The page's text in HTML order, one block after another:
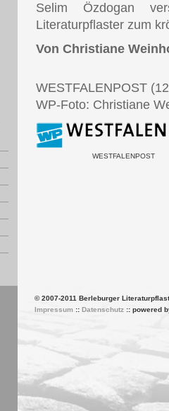
Selim Özdogan
Literaturpflaster zum
Von Christiane
WESTFALENPOST
WP-Foto: Christiane
WESTFALENPOST
© 2007-2011 Berleburger
Impressum:: Datenschutz:: powered